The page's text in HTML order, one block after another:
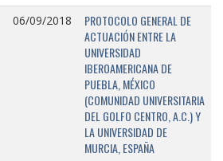
06/09/2018
PROTOCOLO GENERAL DE
ACTUACIÓN ENTRE LA
UNIVERSIDAD
IBEROAMERICANA DE
PUEBLA, MÉXICO
(COMUNIDAD UNIVERSITARIA
DEL GOLFO CENTRO, A.C.) Y
LA UNIVERSIDAD DE
MURCIA, ESPAÑA